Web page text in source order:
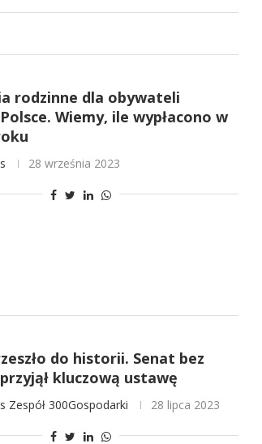
rodzinne dla obywateli
Wiemy, ile wypłacono w
28 września 2023
do historii. Senat bez
kluczową ustawę
Zespół 300Gospodarki 28 lipca 2023